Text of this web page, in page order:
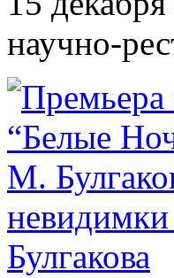
научно-
Булгакова